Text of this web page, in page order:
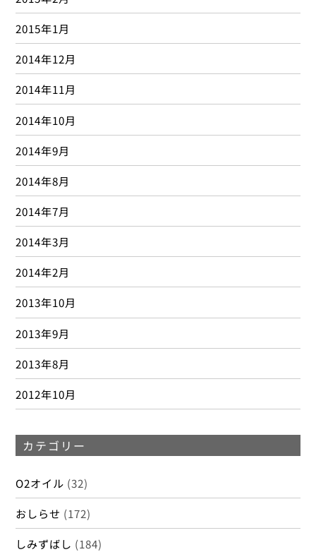
2015年1月
2014年12月
2014年11月
2014年10月
2014年9月
2014年8月
2014年7月
2014年3月
2014年2月
2013年10月
2013年9月
2013年8月
2012年10月
カテゴリー
O2オイル (32)
おしらせ (172)
しみずばし (184)